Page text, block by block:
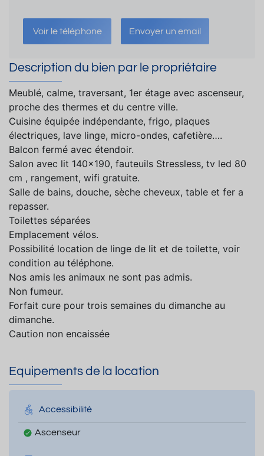
Voir le téléphone Envoyer un email
Description du bien par le propriétaire
Meublé, calme, traversant, 1er étage avec ascenseur,
proche des thermes et du centre ville.
Cuisine équipée indépendante, frigo, plaques
électriques, lave linge, micro-ondes, cafetière….
Balcon fermé avec étendoir.
Salon avec lit 140x190, fauteuils Stressless, tv led 80
cm , rangement, wifi gratuite.
Salle de bains, douche, sèche cheveux, table et fer a
repasser.
Toilettes séparées
Emplacement vélos.
Possibilité location de linge de lit et de toilette, voir
condition au téléphone.
Nos amis les animaux ne sont pas admis.
Non fumeur.
Forfait cure pour trois semaines du dimanche au
dimanche.
Caution non encaissée
Equipements de la location
Accessibilité
Ascenseur